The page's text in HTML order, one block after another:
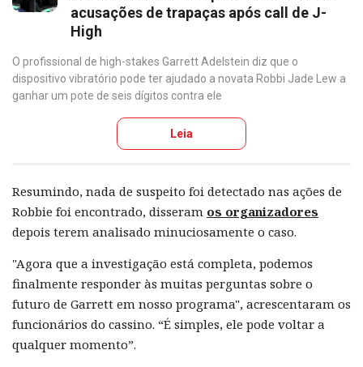
acusações de trapaças após call de J-
High
O profissional de high-stakes Garrett Adelstein diz que o
dispositivo vibratório pode ter ajudado a novata Robbi Jade Lew a
ganhar um pote de seis dígitos contra ele
Leia
Resumindo, nada de suspeito foi detectado nas ações de
Robbie foi encontrado, disseram os organizadores
depois terem analisado minuciosamente o caso.
"Agora que a investigação está completa, podemos
finalmente responder às muitas perguntas sobre o
futuro de Garrett em nosso programa", acrescentaram os
funcionários do cassino. “É simples, ele pode voltar a
qualquer momento”.